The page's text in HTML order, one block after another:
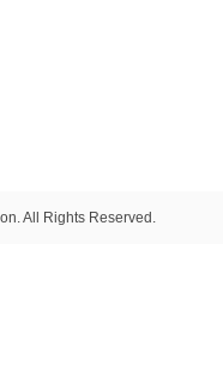
All Rights Reserved.